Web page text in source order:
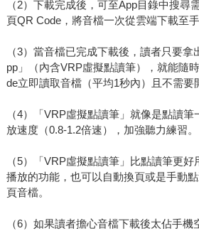
（2）下載完成後，可至App目錄中搜尋
頁QR Code，將音檔一次從雲端下載至手
（3）當音檔已完成下載後，讀者只要拿
pp」（內含VRP虛擬點讀筆），就能隨
de立即讀取音檔（平均1秒內）且不需要
（4）「VRP虛擬點讀筆」就像是點讀
放速度（0.8-1.2倍速），加強聽力練習。
（5）「VRP虛擬點讀筆」比點讀筆更
播放的功能，也可以自動換頁或是手動
頁音檔。
（6）如果讀者擔心音檔下載後太佔手